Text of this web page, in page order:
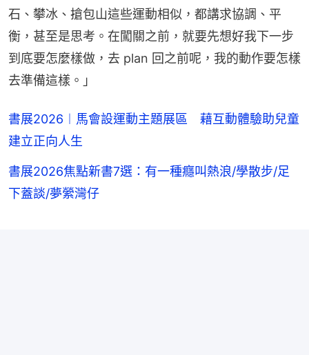
石、攀冰、搶包山這些運動相似，都講求協調、平
衡，甚至是思考。在闖關之前，就要先想好我下一步
到底要怎麼樣做，去 plan 回之前呢，我的動作要怎樣
去準備這樣。」
書展2026︱馬會設運動主題展區 藉互動體驗助兒童
建立正向人生
書展2026焦點新書7選：有一種癮叫熱浪/學散步/足
下蓋談/夢縈灣仔